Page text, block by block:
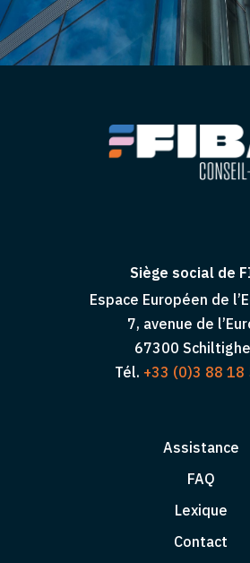
Siège social de
Espace Européen de
7, avenue de
67300
Tél. +33 (0)3 88 18
Assistance
FAQ
Lexique
Contact